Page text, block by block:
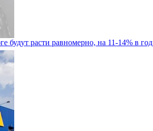
будут расти равномерно, на 11-14% в год